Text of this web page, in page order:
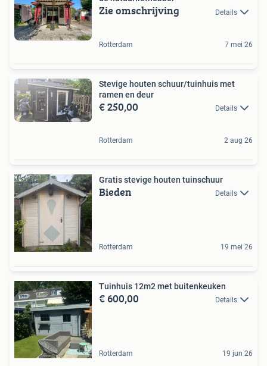
Zie omschrijving Details
Rotterdam 7 mei 26
Stevige houten schuur/tuinhuis met
ramen en deur
€ 250,00 Details
Rotterdam 2 aug 26
Gratis stevige houten tuinschuur
Bieden Details
Rotterdam 19 mei 26
Tuinhuis 12m2 met buitenkeuken
€ 600,00 Details
Rotterdam 19 jun 26